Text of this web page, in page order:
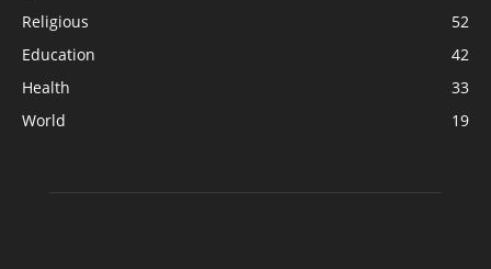
Religious
52
Education
42
Health
33
World
19